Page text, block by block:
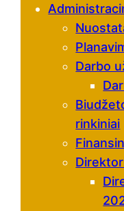
Darbo
rinkiniai